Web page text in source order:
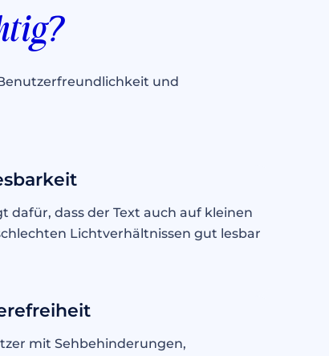
und
dafür, dass der Text auch auf kleinen
Lichtverhältnissen gut lesbar
mit Sehbehinderungen,